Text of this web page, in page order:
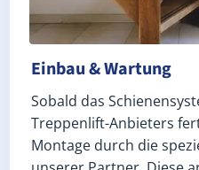
Einbau & Wartung
Sobald das
Treppenlift-Anbieters
Montage durch die